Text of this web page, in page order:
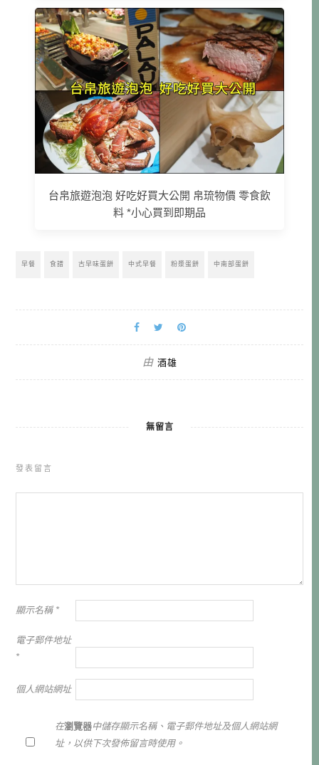
台帛旅遊泡泡 好吃好買大公開 帛琉物價 零食飲
料 *小心買到即期品
早餐 食譜 古早味蛋餅 中式早餐 粉漿蛋餅 中南部蛋餅
由 酒雄
無留言
發表留言
顯示名稱 *
電子郵件地址
*
個人網站網址
在瀏覽器中儲存顯示名稱、電子郵件地址及個人網站網
址，以供下次發佈留言時使用。